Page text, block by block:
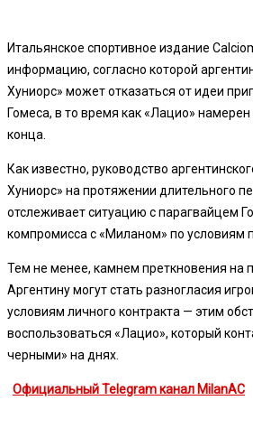
Итальянское спортивное издание
информацию, согласно которой
Хуниорс» может отказаться от идеи
Гомеса, в то время как «Лацио»
конца.
Как известно, руководство
Хуниорс» на протяжении длительного
отслеживает ситуацию с парагвайцем
компромисса с «Миланом» по условиям
Тем не менее, камнем преткновения на
Аргентину могут стать разногласия
условиям личного контракта — этим
воспользоваться «Лацио», который
черными» на днях.
Официальный Telegram канал MilanAC